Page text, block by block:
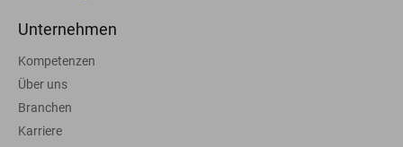
Unternehmen
Kompetenzen
Über uns
Branchen
Karriere